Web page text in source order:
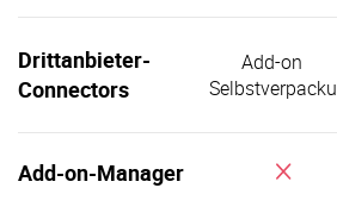
Drittanbieter-
Connectors
Add-on
Add-on-Manager